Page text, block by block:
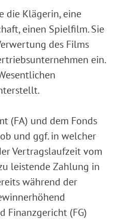
die Klägerin, eine
einen Spielfilm. Sie
des Films
ein.
(FA) und dem Fonds
und ggf. in welcher
Vertragslaufzeit vom
leistende Zahlung in
während der
Finanzgericht (FG)